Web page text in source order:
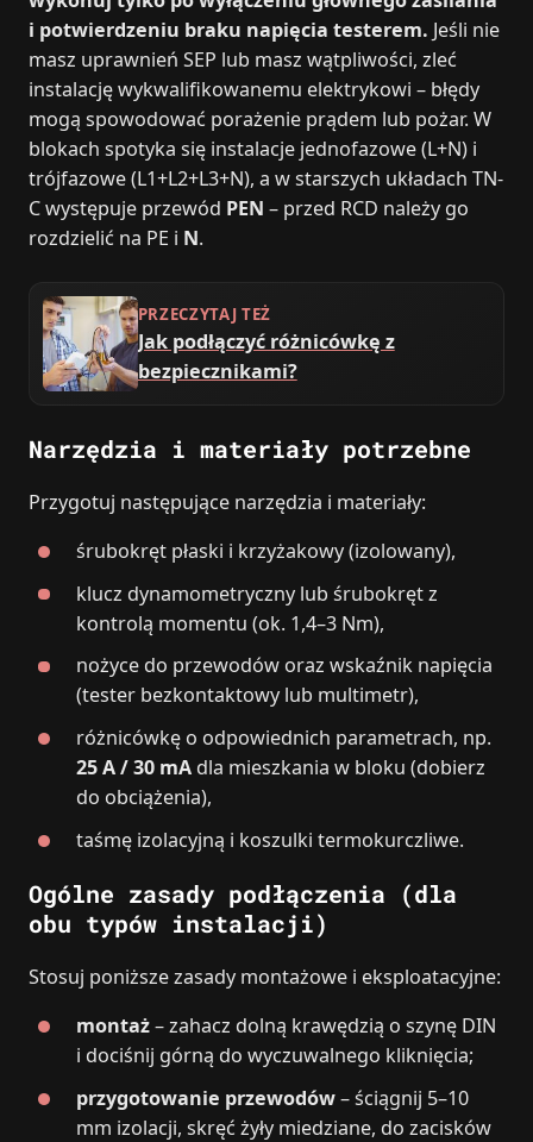
i potwierdzeniu braku napięcia testerem. Jeśli nie
masz uprawnień SEP lub masz wątpliwości, zleć
instalację wykwalifikowanemu elektrykowi – błędy
mogą spowodować porażenie prądem lub pożar. W
blokach spotyka się instalacje jednofazowe (L+N) i
trójfazowe (L1+L2+L3+N), a w starszych układach TN-
C występuje przewód PEN – przed RCD należy go
rozdzielić na PE i N.
PRZECZYTAJ TEŻ
Jak podłączyć różnicówkę z
bezpiecznikami?
Narzędzia i materiały potrzebne
Przygotuj następujące narzędzia i materiały:
śrubokręt płaski i krzyżakowy (izolowany),
klucz dynamometryczny lub śrubokręt z
kontrolą momentu (ok. 1,4–3 Nm),
nożyce do przewodów oraz wskaźnik napięcia
(tester bezkontaktowy lub multimetr),
różnicówkę o odpowiednich parametrach, np.
25 A / 30 mA dla mieszkania w bloku (dobierz
do obciążenia),
taśmę izolacyjną i koszulki termokurczliwe.
Ogólne zasady podłączenia (dla
obu typów instalacji)
Stosuj poniższe zasady montażowe i eksploatacyjne:
montaż– zahacz dolną krawędzią o szynę DIN
i dociśnij górną do wyczuwalnego kliknięcia;
przygotowanie przewodów– ściągnij 5–10
mm izolacji, skręć żyły miedziane, do zacisków